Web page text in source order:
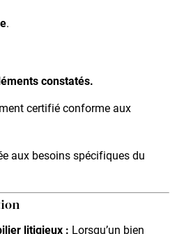
.
constatés.
certifié conforme aux
aux besoins spécifiques du
litigieux : Lorsqu’un bien